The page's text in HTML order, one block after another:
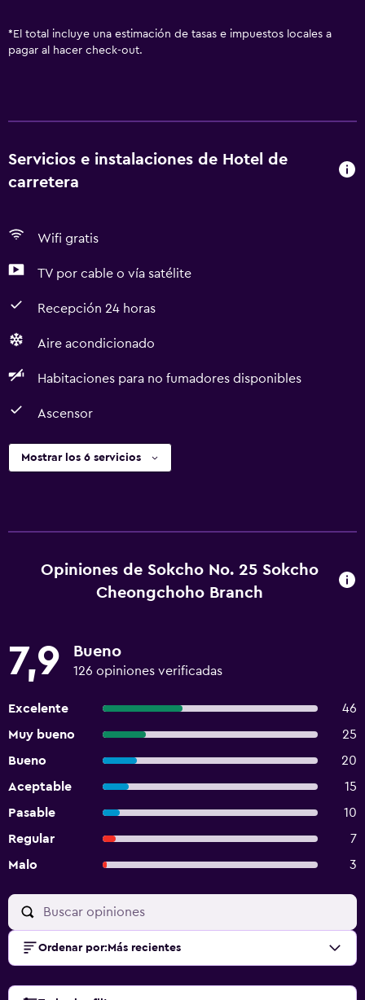
* El total incluye una estimación de tasas e impuestos locales a
pagar al hacer check-out.
Servicios e instalaciones de Hotel de
carretera
Wifi gratis
TV por cable o vía satélite
Recepción 24 horas
Aire acondicionado
Habitaciones para no fumadores disponibles
Ascensor
Mostrar los 6 servicios
Opiniones de Sokcho No. 25 Sokcho
Cheongchoho Branch
7,9 Bueno
126 opiniones verificadas
Excelente
46
Muy bueno
25
Bueno
20
Aceptable
15
Pasable
10
Regular
7
Malo
3
Ordenar por: Más recientes